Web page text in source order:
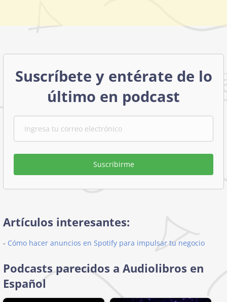
Suscríbete y entérate de lo
último en podcast
Suscribirme
Artículos interesantes:
- Cómo hacer anuncios en Spotify para impulsar tu negocio
Podcasts parecidos a Audiolibros en
Español